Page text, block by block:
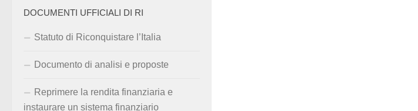
DOCUMENTI UFFICIALI DI RI
Statuto di Riconquistare l’Italia
Documento di analisi e proposte
Reprimere la rendita finanziaria e
instaurare un sistema finanziario